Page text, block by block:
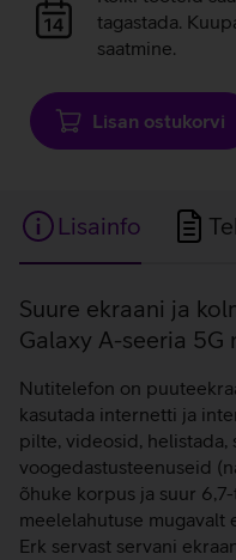
laadiminetagastada.
saatmine.
Lisan ostukorvi
Lisainfo
Lisainfo
Suure ekraani ja
Galaxy A-seeria 5G
Nutitelefon on
kasutada internetti ja
pilte, videosid, helistada,
voogedastusteenuseid
õhuke korpus ja suur
meelelahutuse mugavalt
Erk servast servani